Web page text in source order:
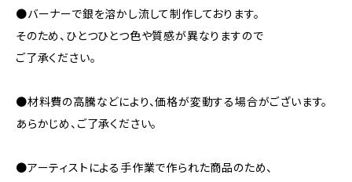
●バーナーで銀を溶かし流して制作しております。
そのため、ひとつひとつ色や質感が異なりますので
ご了承ください。
●材料費の高騰などにより、価格が変動する場合がございます。
あらかじめ、ご了承ください。
●アーティストによる手作業で作られた商品のため、